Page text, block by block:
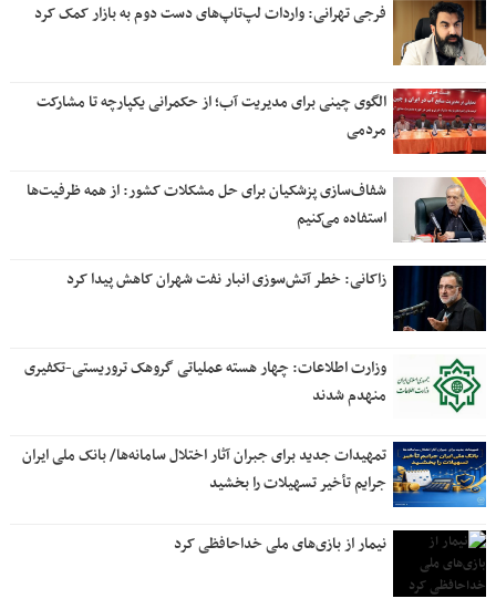
فرجی تهرانی: واردات لپ‌تاپ‌های دست دوم به بازار کمک کرد
الگوی چینی برای مدیریت آب؛ از حکمرانی یکپارچه تا مشارکت
مردمی
شفاف‌سازی پزشکیان برای حل مشکلات کشور: از همه ظرفیت‌ها
استفاده می‌کنیم
زاکانی: خطر آتش‌سوزی انبار نفت شهران کاهش پیدا کرد
وزارت اطلاعات: چهار هسته‌ عملیاتی گروهک‌ تروریستی-تکفیری
منهدم شدند
تمهیدات جدید برای جبران آثار اختلال سامانه‌ها/ بانک ملی ایران
جرایم تأخیر تسهیلات را بخشید
نیمار از بازی‌های ملی خداحافظی کرد